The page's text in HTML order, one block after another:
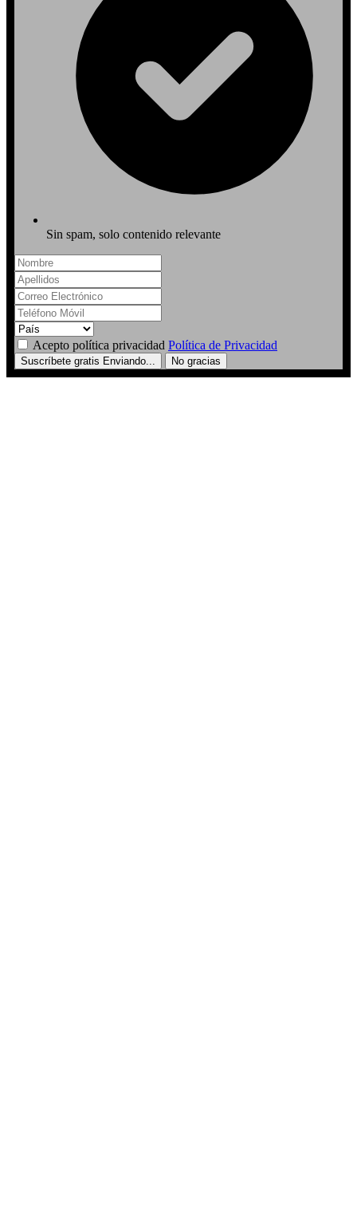
Sin spam, solo contenido relevante
Acepto política privacidad Política de Privacidad
Suscríbete gratis Enviando... No gracias